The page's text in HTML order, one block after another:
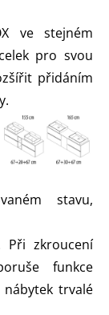
ve stejném
pro svou
přidáním
stavu,
Při zkroucení
funkce
nábytek trvalé